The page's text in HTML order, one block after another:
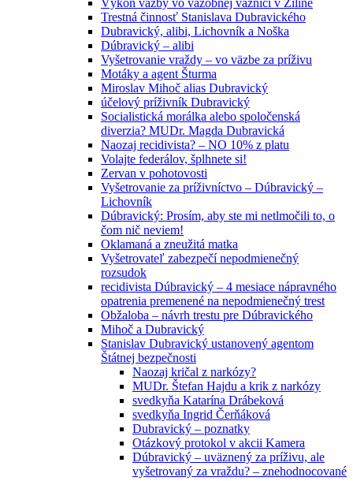
Trestná činnosť Stanislava Dubravického
Dubravický, alibi, Lichovník a Noška
Dúbravický – alibi
Vyšetrovanie vraždy – vo väzbe za príživu
Motáky a agent Šturma
Miroslav Mihoč alias Dubravický
účelový príživník Dubravický
Socialistická morálka alebo spoločenská
diverzia? MUDr. Magda Dubravická
Naozaj recidivista? – NO 10% z platu
Volajte federálov, šplhnete si!
Zervan v pohotovosti
Vyšetrovanie za príživníctvo – Dúbravický –
Lichovník
Dúbravický: Prosím, aby ste mi netlmočili to, o
čom nič neviem!
Oklamaná a zneužitá matka
Vyšetrovateľ zabezpečí nepodmienečný
rozsudok
recidivista Dúbravický – 4 mesiace nápravného
opatrenia premenené na nepodmienečný trest
Obžaloba – návrh trestu pre Dúbravického
Mihoč a Dubravický
Stanislav Dubravický ustanovený agentom
Štátnej bezpečnosti
Naozaj kričal z narkózy?
MUDr. Štefan Hajdu a krik z narkózy
svedkyňa Katarína Drábeková
svedkyňa Ingrid Čerňáková
Dubravický – poznatky
Otázkový protokol v akcii Kamera
Dúbravický – uväznený za príživu, ale
vyšetrovaný za vraždu? – znehodnocované